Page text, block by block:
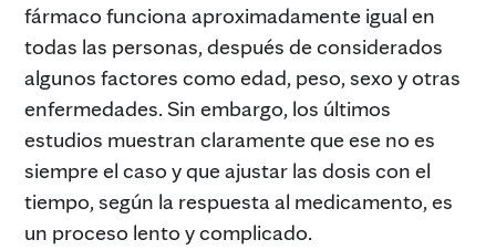
fármaco funciona aproximadamente igual en
todas las personas, después de considerados
algunos factores como edad, peso, sexo y otras
enfermedades. Sin embargo, los últimos
estudios muestran claramente que ese no es
siempre el caso y que ajustar las dosis con el
tiempo, según la respuesta al medicamento, es
un proceso lento y complicado.